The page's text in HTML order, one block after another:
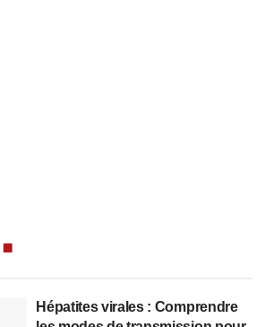
Hépatites virales : Comprendre